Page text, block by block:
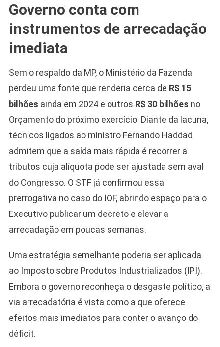
Governo conta com
instrumentos de arrecadação
imediata
Sem o respaldo da MP, o Ministério da Fazenda
perdeu uma fonte que renderia cerca de R$ 15
bilhões ainda em 2024 e outros R$ 30 bilhões no
Orçamento do próximo exercício. Diante da lacuna,
técnicos ligados ao ministro Fernando Haddad
admitem que a saída mais rápida é recorrer a
tributos cuja alíquota pode ser ajustada sem aval
do Congresso. O STF já confirmou essa
prerrogativa no caso do IOF, abrindo espaço para o
Executivo publicar um decreto e elevar a
arrecadação em poucas semanas.
Uma estratégia semelhante poderia ser aplicada
ao Imposto sobre Produtos Industrializados (IPI).
Embora o governo reconheça o desgaste político, a
via arrecadatória é vista como a que oferece
efeitos mais imediatos para conter o avanço do
déficit.